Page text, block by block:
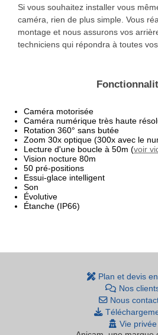
Si vous souhaitez installer vous
caméra, rien de plus simple. Vous
montage et nous assurons vos
techniciens qui répondra à toutes
Caméra motorisée
Caméra numérique très haute
Rotation 360° sans butée
Zoom 30x optique (300x avec le
Lecture d'une boucle à 50m (voir
Vision nocture 80m
50 pré-positions
Essui-glace intelligent
Son
Évolutive
Étanche (IP66)
Plan et devis
Nos
Nous
Vie privée